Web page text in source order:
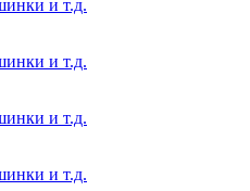
и т.д.
и т.д.
и т.д.
и т.д.